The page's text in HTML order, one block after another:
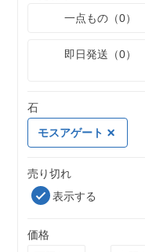
一点もの（0）
即日発送（0）
石
モスアゲート
売り切れ
表示する
価格